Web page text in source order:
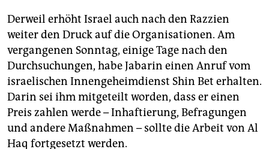
Derweil erhöht Israel auch nach den Razzien
weiter den Druck auf die Organisationen. Am
vergangenen Sonntag, einige Tage nach den
Durchsuchungen, habe Jabarin einen Anruf vom
israelischen Innengeheimdienst Shin Bet erhalten.
Darin sei ihm mitgeteilt worden, dass er einen
Preis zahlen werde – Inhaftierung, Befragungen
und andere Maßnahmen – sollte die Arbeit von Al
Haq fortgesetzt werden.